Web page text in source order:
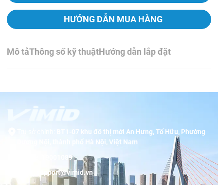
HƯỚNG DẪN MUA HÀNG
Mô tảThông số kỹ thuậtHướng dẫn lắp đặt
BT1-07 khu đô thị mới An Hưng, Tố Hữu, Phường
Dương Nội, thành phố Hà Nội, Việt Nam
19001089
support@vimid.vn